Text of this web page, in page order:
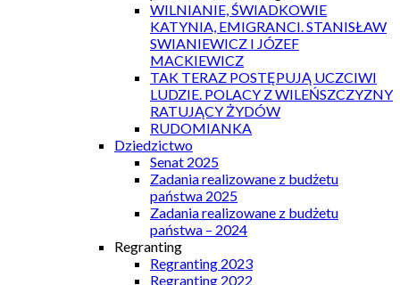
WILNIANIE, ŚWIADKOWIE
KATYNIA, EMIGRANCI. STANISŁAW
SWIANIEWICZ I JÓZEF
MACKIEWICZ
TAK TERAZ POSTĘPUJĄ UCZCIWI
LUDZIE. POLACY Z WILEŃSZCZYZNY
RATUJĄCY ŻYDÓW
RUDOMIANKA
Dziedzictwo
Senat 2025
Zadania realizowane z budżetu
państwa 2025
Zadania realizowane z budżetu
państwa – 2024
Regranting
Regranting 2023
Regranting 2022